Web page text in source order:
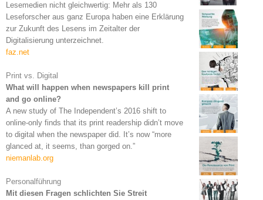
Lesemedien nicht gleichwertig: Mehr als 130
Leseforscher aus ganz Europa haben eine Erklärung
zur Zukunft des Lesens im Zeitalter der
Digitalisierung unterzeichnet.
faz.net
Print vs. Digital
What will happen when newspapers kill print
and go online?
A new study of The Independent’s 2016 shift to
online-only finds that its print readership didn’t move
to digital when the newspaper did. It’s now “more
glanced at, it seems, than gorged on.”
niemanlab.org
Personalführung
Mit diesen Fragen schlichten Sie Streit